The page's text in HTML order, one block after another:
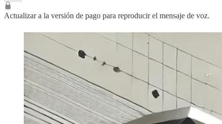
Actualizar a la versión de pago para reproducir el mensaje de voz.